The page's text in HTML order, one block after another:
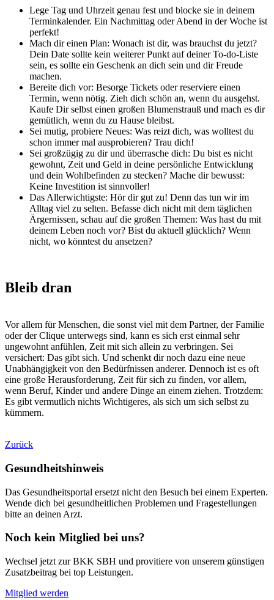
Lege Tag und Uhrzeit genau fest und blocke sie in deinem
Terminkalender. Ein Nachmittag oder Abend in der Woche ist
perfekt!
Mach dir einen Plan: Wonach ist dir, was brauchst du jetzt?
Dein Date sollte kein weiterer Punkt auf deiner To-do-Liste
sein, es sollte ein Geschenk an dich sein und dir Freude
machen.
Bereite dich vor: Besorge Tickets oder reserviere einen
Termin, wenn nötig. Zieh dich schön an, wenn du ausgehst.
Kaufe Dir selbst einen großen Blumenstrauß und mach es dir
gemütlich, wenn du zu Hause bleibst.
Sei mutig, probiere Neues: Was reizt dich, was wolltest du
schon immer mal ausprobieren? Trau dich!
Sei großzügig zu dir und überrasche dich: Du bist es nicht
gewohnt, Zeit und Geld in deine persönliche Entwicklung
und dein Wohlbefinden zu stecken? Mache dir bewusst:
Keine Investition ist sinnvoller!
Das Allerwichtigste: Hör dir gut zu! Denn das tun wir im
Alltag viel zu selten. Befasse dich nicht mit dem täglichen
Ärgernissen, schau auf die großen Themen: Was hast du mit
deinem Leben noch vor? Bist du aktuell glücklich? Wenn
nicht, wo könntest du ansetzen?
Bleib dran
Vor allem für Menschen, die sonst viel mit dem Partner, der Familie
oder der Clique unterwegs sind, kann es sich erst einmal sehr
ungewohnt anfühlen, Zeit mit sich allein zu verbringen. Sei
versichert: Das gibt sich. Und schenkt dir noch dazu eine neue
Unabhängigkeit von den Bedürfnissen anderer. Dennoch ist es oft
eine große Herausforderung, Zeit für sich zu finden, vor allem,
wenn Beruf, Kinder und andere Dinge an einem ziehen. Trotzdem:
Es gibt vermutlich nichts Wichtigeres, als sich um sich selbst zu
kümmern.
Zurück
Gesundheitshinweis
Das Gesundheitsportal ersetzt nicht den Besuch bei einem Experten.
Wende dich bei gesundheitlichen Problemen und Fragestellungen
bitte an deinen Arzt.
Noch kein Mitglied bei uns?
Wechsel jetzt zur BKK SBH und provitiere von unserem günstigen
Zusatzbeitrag bei top Leistungen.
Mitglied werden